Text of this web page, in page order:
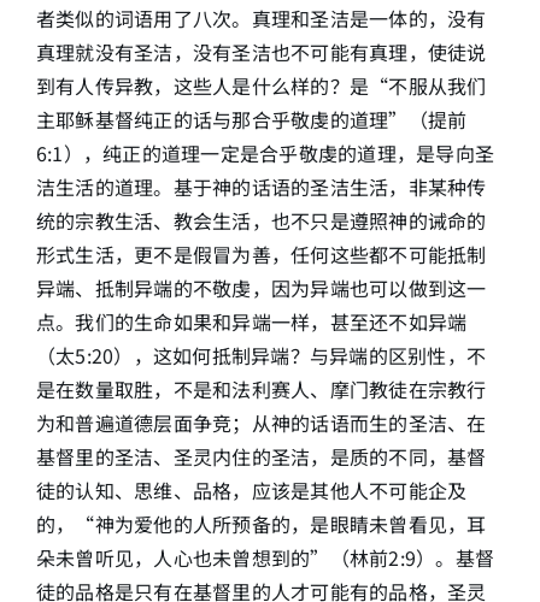
者类似的词语用了八次。真理和圣洁是一体的，没有
真理就没有圣洁，没有圣洁也不可能有真理，使徒说
到有人传异教，这些人是什么样的？是“不服从我们
主耶稣基督纯正的话与那合乎敬虔的道理”（提前
6:1），纯正的道理一定是合乎敬虔的道理，是导向圣
洁生活的道理。基于神的话语的圣洁生活，非某种传
统的宗教生活、教会生活，也不只是遵照神的诫命的
形式生活，更不是假冒为善，任何这些都不可能抵制
异端、抵制异端的不敬虔，因为异端也可以做到这一
点。我们的生命如果和异端一样，甚至还不如异端
（太5:20），这如何抵制异端？与异端的区别性，不
是在数量取胜，不是和法利赛人、摩门教徒在宗教行
为和普遍道德层面争竞；从神的话语而生的圣洁、在
基督里的圣洁、圣灵内住的圣洁，是质的不同，基督
徒的认知、思维、品格，应该是其他人不可能企及
的，“神为爱他的人所预备的，是眼睛未曾看见，耳
朵未曾听见，人心也未曾想到的”（林前2:9）。基督
徒的品格是只有在基督里的人才可能有的品格，圣灵